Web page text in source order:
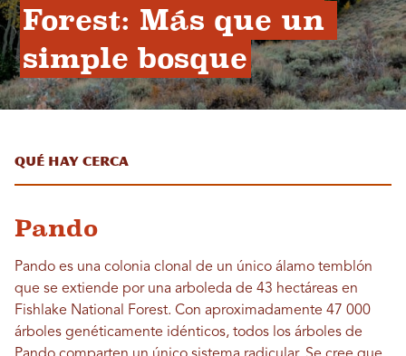
Forest: Más que un
simple bosque
Qué hay cerca
Pando
Pando es una colonia clonal de un único álamo temblón
que se extiende por una arboleda de 43 hectáreas en
Fishlake National Forest. Con aproximadamente 47 000
árboles genéticamente idénticos, todos los árboles de